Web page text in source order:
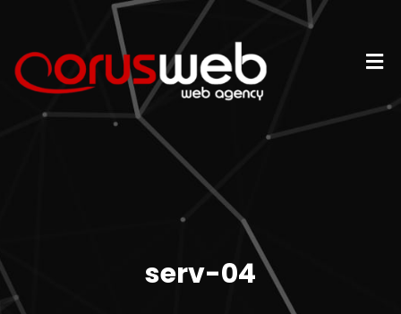
serv-04